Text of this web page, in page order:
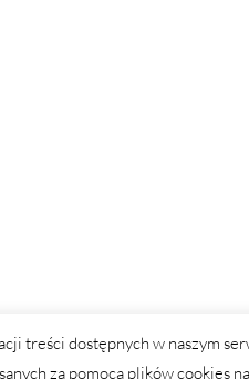
treści dostępnych w naszym
za pomocą plików cookies na